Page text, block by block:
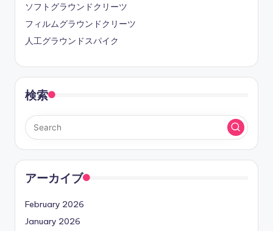
ソフトグラウンドクリーツ
フィルムグラウンドクリーツ
人工グラウンドスパイク
検索
アーカイブ
February 2026
January 2026